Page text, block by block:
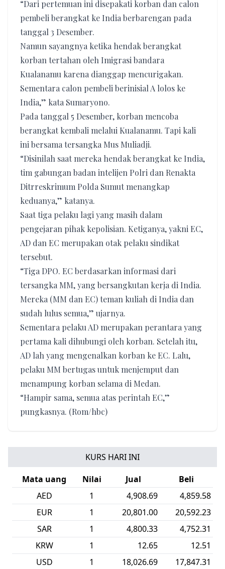
“Dari pertemuan ini disepakati korban dan calon
pembeli berangkat ke India berbarengan pada
tanggal 3 Desember.
Namun sayangnya ketika hendak berangkat
korban tertahan oleh Imigrasi bandara
Kualanamu karena dianggap mencurigakan.
Sementara calon pembeli berinisial A lolos ke
India,” kata Sumaryono.
Pada tanggal 5 Desember, korban mencoba
berangkat kembali melalui Kualanamu. Tapi kali
ini bersama tersangka Mus Muliadji.
“Disinilah saat mereka hendak berangkat ke India,
tim gabungan badan intelijen Polri dan Renakta
Ditrreskrimum Polda Sumut menangkap
keduanya,” katanya.
Saat tiga pelaku lagi yang masih dalam
pengejaran pihak kepolisian. Ketiganya, yakni EC,
AD dan EC merupakan otak pelaku sindikat
tersebut.
“Tiga DPO. EC berdasarkan informasi dari
tersangka MM, yang bersangkutan kerja di India.
Mereka (MM dan EC) teman kuliah di India dan
sudah lulus semua,” ujarnya.
Sementara pelaku AD merupakan perantara yang
pertama kali dihubungi oleh korban. Setelah itu,
AD lah yang mengenalkan korban ke EC. Lalu,
pelaku MM bertugas untuk menjemput dan
menampung korban selama di Medan.
“Hampir sama, semua atas perintah EC,”
pungkasnya. (Rom/hbc)
KURS HARI INI
Mata uang
Nilai Jual
Beli
HKD
1 2,298.27
2,275.37
CNH
1 2,671.81
2,645.14
VND
1 0.69
0.68
NZD
1 10,581.67
10,474.59
KRW
1 12.65
12.51